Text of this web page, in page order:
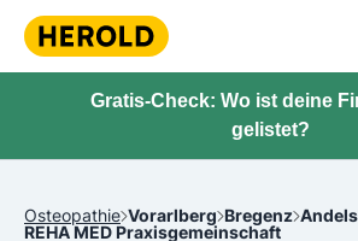
Gratis-Check: Wo ist deine
gelistet?
Osteopathie Vorarlberg Bregenz
REHA MED Praxisgemeinschaft